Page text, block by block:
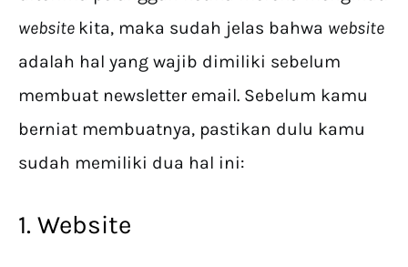
website kita, maka sudah jelas bahwa website
adalah hal yang wajib dimiliki sebelum
membuat newsletter email. Sebelum kamu
berniat membuatnya, pastikan dulu kamu
sudah memiliki dua hal ini:
1. Website